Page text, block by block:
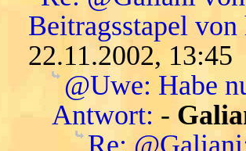
Beitragsstapel von
22.11.2002, 13:45
@Uwe: Habe
Antwort: -
Re: